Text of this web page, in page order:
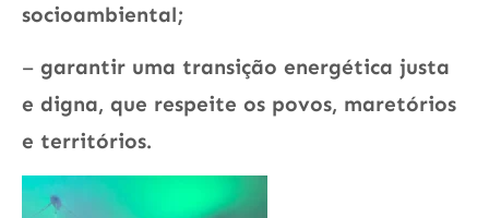
socioambiental;
– garantir uma transição energética justa
e digna, que respeite os povos, maretórios
e territórios.